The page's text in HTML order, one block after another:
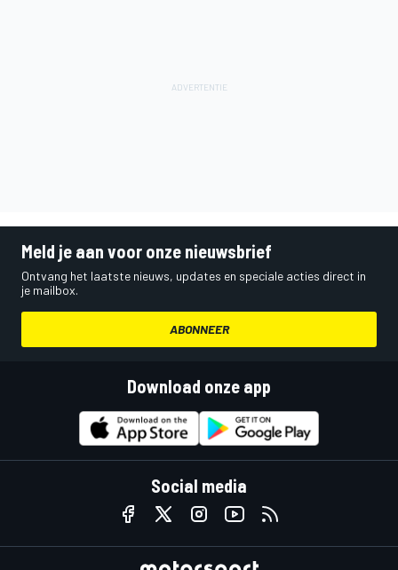
Meld je aan voor onze nieuwsbrief
Ontvang het laatste nieuws, updates en speciale acties direct in
je mailbox.
ABONNEER
Download onze app
Social media